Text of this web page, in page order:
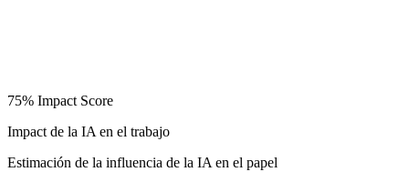
75% Impact Score
Impact de la IA en el trabajo
Estimación de la influencia de la IA en el papel